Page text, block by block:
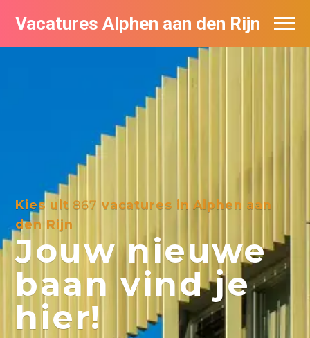
Vacatures Alphen aan den Rijn
Kies uit 867 vacatures in Alphen aan
den Rijn
Jouw nieuwe
baan vind je
hier!
Vacatures per bedrijf in Alphen aan den
De populairste vacatures in Alphen aan